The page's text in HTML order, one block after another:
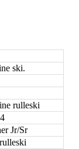
ski.
rulleski
Jr/Sr